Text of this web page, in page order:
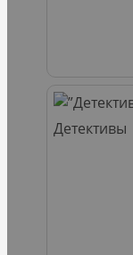
Детективы